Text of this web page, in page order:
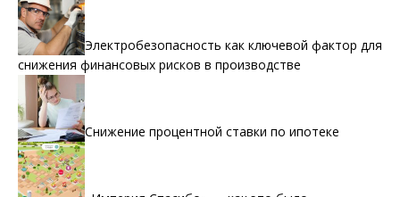
Электробезопасность как ключевой фактор для
снижения финансовых рисков в производстве
Снижение процентной ставки по ипотеке